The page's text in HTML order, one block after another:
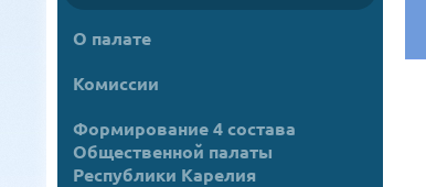
О палате
Комиссии
Формирование 4 состава
Общественной палаты
Республики Карелия